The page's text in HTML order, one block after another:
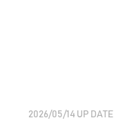
2026/05/14 UP DATE